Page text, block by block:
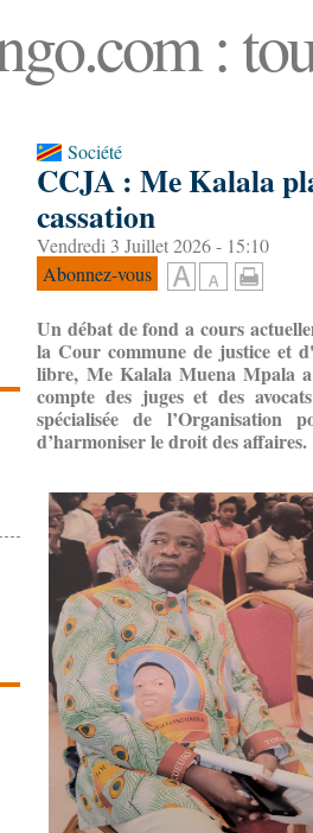
:
Société
CCJA : Me Kalala
cassation
Vendredi 3 Juillet 2026 - 15:10
Abonnez-vous
Un débat de fond a cours
la Cour commune de justice et
libre, Me Kalala Muena Mpala
compte des juges et des
spécialisée de
d’harmoniser le droit des affaires.